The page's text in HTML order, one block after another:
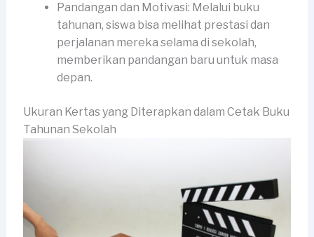
Pandangan dan Motivasi: Melalui buku
tahunan, siswa bisa melihat prestasi dan
perjalanan mereka selama di sekolah,
memberikan pandangan baru untuk masa
depan.
Ukuran Kertas yang Diterapkan dalam Cetak Buku
Tahunan Sekolah